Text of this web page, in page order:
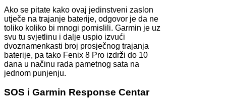
Ako se pitate kako ovaj jedinstveni zaslon
utječe na trajanje baterije, odgovor je da ne
toliko koliko bi mnogi pomislili. Garmin je uz
svu tu svjetlinu i dalje uspio izvući
dvoznamenkasti broj prosječnog trajanja
baterije, pa tako Fenix 8 Pro izdrži do 10
dana u načinu rada pametnog sata na
jednom punjenju.
SOS i Garmin Response Centar